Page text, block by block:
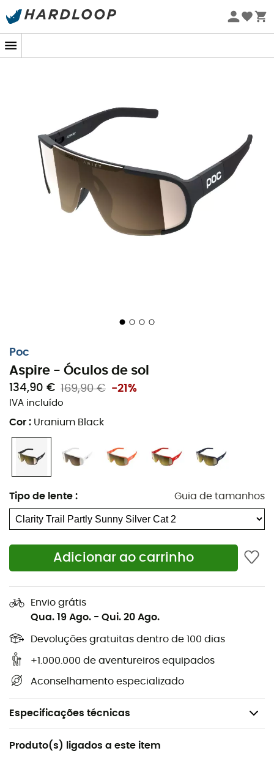
Promoções de verão 🔥 -5% EXTRA a partir de 2 produtos*
Poc
Aspire - Óculos de sol
134,90 € 169,90 € -21%
IVA incluído
Cor : Uranium Black
Tipo de lente : Guia de tamanhos
Adicionar ao carrinho
Envio grátis
Qua. 19 Ago. - Qui. 20 Ago.
Devoluções gratuitas dentro de 100 dias
+1.000.000 de aventureiros equipados
Aconselhamento especializado
Especificações técnicas
Recomendado para
BTT / Ciclismo
Produto(s) ligados a este item